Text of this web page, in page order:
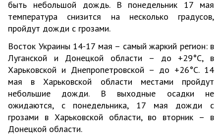
быть небольшой дождь. В понедельник 17 мая
температура снизится на несколько градусов,
пройдут дожди с грозами.
Восток Украины 14-17 мая – самый жаркий регион: в
Луганской и Донецкой области – до +29°С, в
Харьковской и Днепропетровской – до +26°С. 14
мая в Харьковской области местами пройдут
небольшие дожди. В выходные осадки не
ожидаются, с понедельника, 17 мая дожди с
грозами в Харьковской области, во вторник – в
Донецкой области.